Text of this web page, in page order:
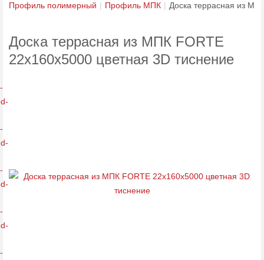
Профиль полимерный Профиль МПК Доска террасная из
Доска террасная из МПК FORTE
22х160х5000 цветная 3D тиснение